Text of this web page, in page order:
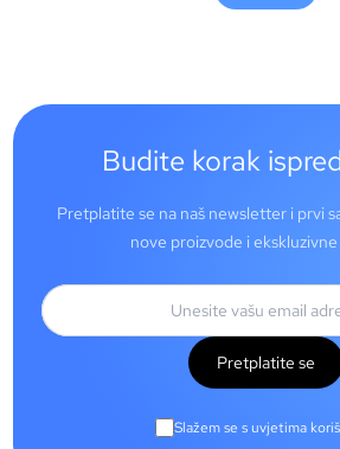
Budite korak
Pretplatite se na naš newsletter i prvi
nove proizvode i
Pretplatite se
Slažem se s uvjetima